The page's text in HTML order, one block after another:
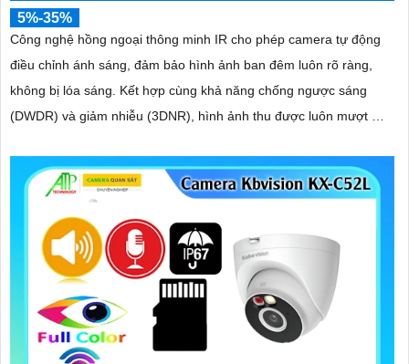
5%-35%
Công nghệ hồng ngoại thông minh IR cho phép camera tự động
điều chỉnh ánh sáng, đảm bảo hình ảnh ban đêm luôn rõ ràng,
không bị lóa sáng. Kết hợp cùng khả năng chống ngược sáng
(DWDR) và giảm nhiễu (3DNR), hình ảnh thu được luôn mượt mà,
ánh sáng yếu hoặc ánh sáng phức tạp như ngược sáng hoặc chói